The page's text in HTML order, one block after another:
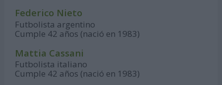
Federico Nieto
Futbolista argentino
Cumple 42 años (nació en 1983)
Mattia Cassani
Futbolista italiano
Cumple 42 años (nació en 1983)